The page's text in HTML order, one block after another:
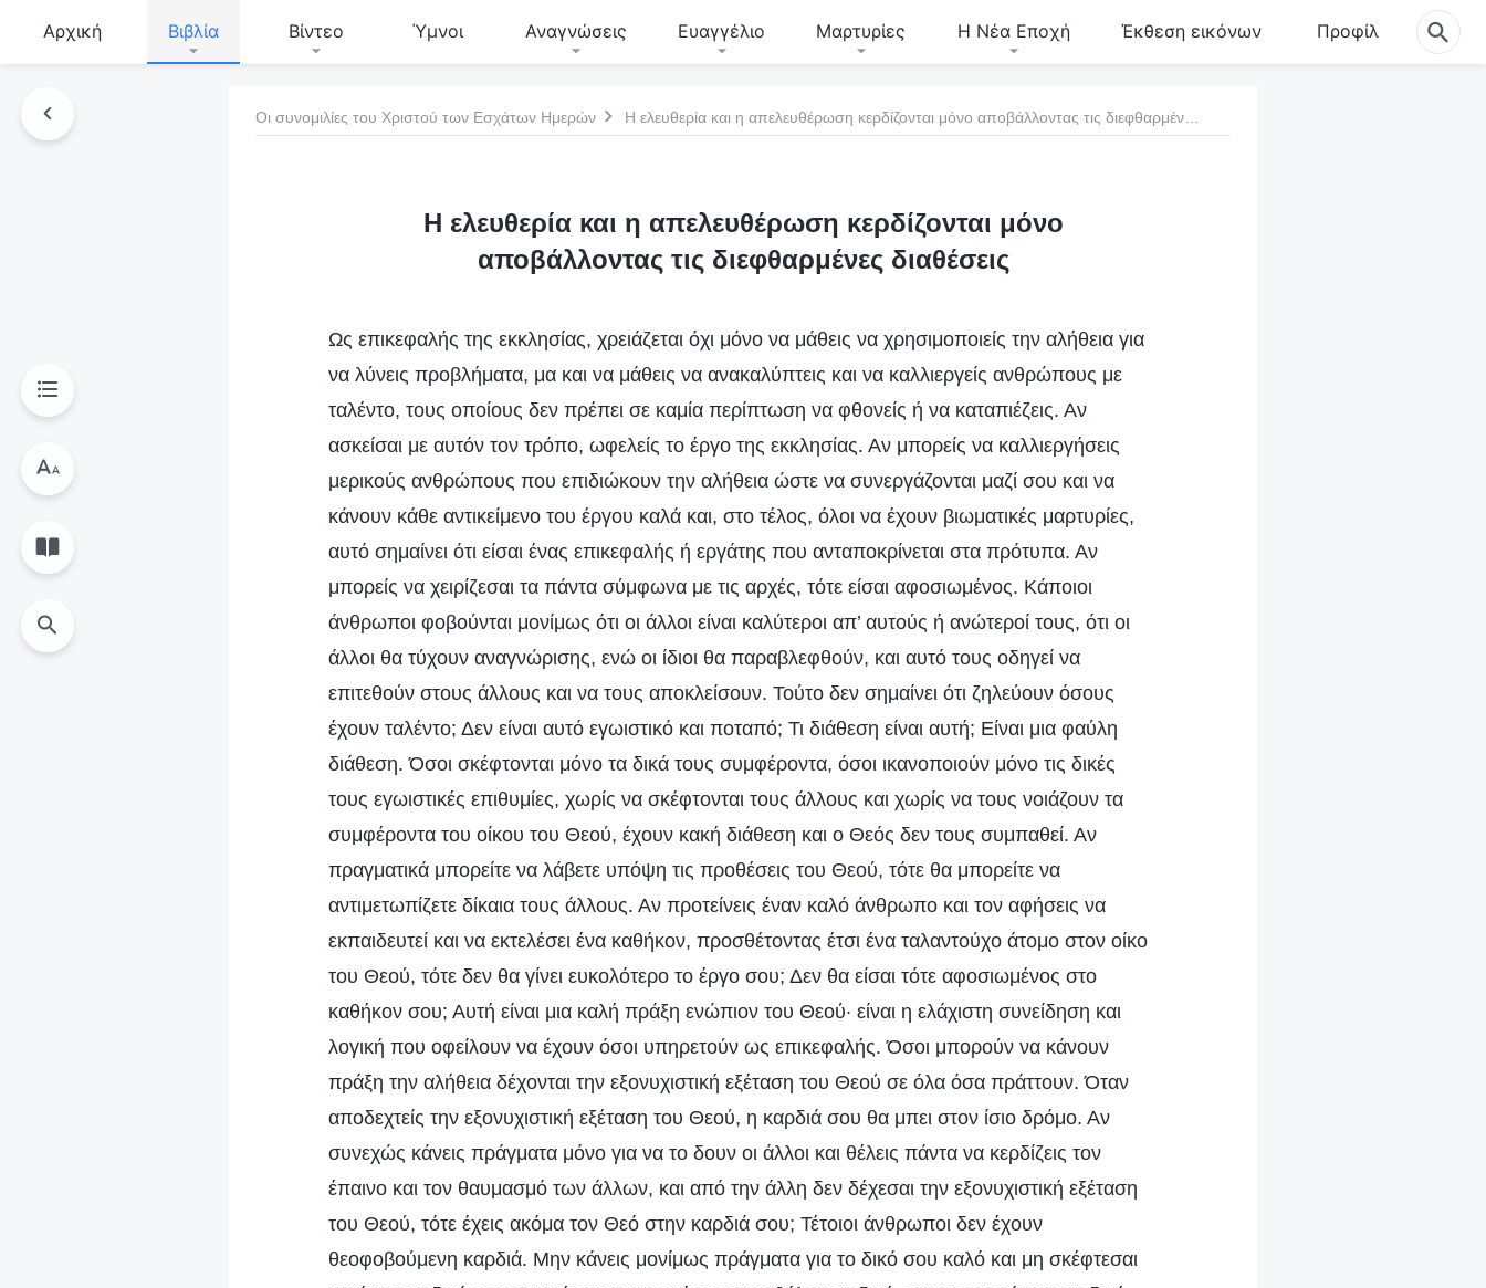
Αρχική Βιβλία Βίντεο Ύμνοι Αναγνώσεις Ευαγγέλιο Μαρτυρίες Η Νέα Εποχή Έκθεση εικόνων Προφίλ
Οι συνομιλίες του Χριστού των Εσχάτων Ημερών
Η ελευθερία και η απελευθέρωση κερδίζονται μόνο
αποβάλλοντας τις διεφθαρμένες διαθέσεις
Ως επικεφαλής της εκκλησίας, χρειάζεται όχι μόνο να μάθεις να χρησιμοποιείς την αλήθεια για
να λύνεις προβλήματα, μα και να μάθεις να ανακαλύπτεις και να καλλιεργείς ανθρώπους με
ταλέντο, τους οποίους δεν πρέπει σε καμία περίπτωση να φθονείς ή να καταπιέζεις. Αν
ασκείσαι με αυτόν τον τρόπο, ωφελείς το έργο της εκκλησίας. Αν μπορείς να καλλιεργήσεις
μερικούς ανθρώπους που επιδιώκουν την αλήθεια ώστε να συνεργάζονται μαζί σου και να
κάνουν κάθε αντικείμενο του έργου καλά και, στο τέλος, όλοι να έχουν βιωματικές μαρτυρίες,
αυτό σημαίνει ότι είσαι ένας επικεφαλής ή εργάτης που ανταποκρίνεται στα πρότυπα. Αν
μπορείς να χειρίζεσαι τα πάντα σύμφωνα με τις αρχές, τότε είσαι αφοσιωμένος. Κάποιοι
άνθρωποι φοβούνται μονίμως ότι οι άλλοι είναι καλύτεροι απ’ αυτούς ή ανώτεροί τους, ότι οι
άλλοι θα τύχουν αναγνώρισης, ενώ οι ίδιοι θα παραβλεφθούν, και αυτό τους οδηγεί να
επιτεθούν στους άλλους και να τους αποκλείσουν. Τούτο δεν σημαίνει ότι ζηλεύουν όσους
έχουν ταλέντο; Δεν είναι αυτό εγωιστικό και ποταπό; Τι διάθεση είναι αυτή; Είναι μια φαύλη
διάθεση. Όσοι σκέφτονται μόνο τα δικά τους συμφέροντα, όσοι ικανοποιούν μόνο τις δικές
τους εγωιστικές επιθυμίες, χωρίς να σκέφτονται τους άλλους και χωρίς να τους νοιάζουν τα
συμφέροντα του οίκου του Θεού, έχουν κακή διάθεση και ο Θεός δεν τους συμπαθεί. Αν
πραγματικά μπορείτε να λάβετε υπόψη τις προθέσεις του Θεού, τότε θα μπορείτε να
αντιμετωπίζετε δίκαια τους άλλους. Αν προτείνεις έναν καλό άνθρωπο και τον αφήσεις να
εκπαιδευτεί και να εκτελέσει ένα καθήκον, προσθέτοντας έτσι ένα ταλαντούχο άτομο στον οίκο
του Θεού, τότε δεν θα γίνει ευκολότερο το έργο σου; Δεν θα είσαι τότε αφοσιωμένος στο
καθήκον σου; Αυτή είναι μια καλή πράξη ενώπιον του Θεού· είναι η ελάχιστη συνείδηση και
λογική που οφείλουν να έχουν όσοι υπηρετούν ως επικεφαλής. Όσοι μπορούν να κάνουν
πράξη την αλήθεια δέχονται την εξονυχιστική εξέταση του Θεού σε όλα όσα πράττουν. Όταν
αποδεχτείς την εξονυχιστική εξέταση του Θεού, η καρδιά σου θα μπει στον ίσιο δρόμο. Αν
συνεχώς κάνεις πράγματα μόνο για να το δουν οι άλλοι και θέλεις πάντα να κερδίζεις τον
έπαινο και τον θαυμασμό των άλλων, και από την άλλη δεν δέχεσαι την εξονυχιστική εξέταση
του Θεού, τότε έχεις ακόμα τον Θεό στην καρδιά σου; Τέτοιοι άνθρωποι δεν έχουν
θεοφοβούμενη καρδιά. Μην κάνεις μονίμως πράγματα για το δικό σου καλό και μη σκέφτεσαι